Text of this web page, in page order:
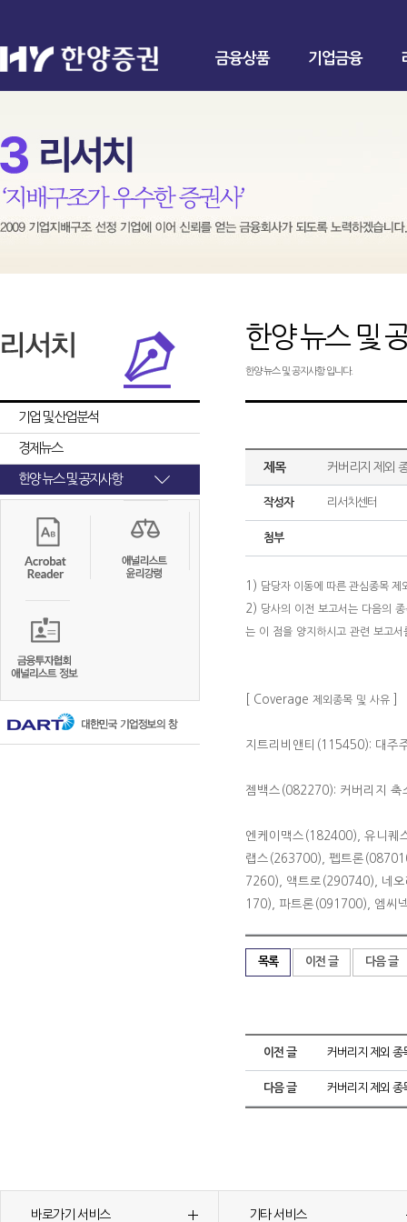
금융상품 기업금융
기업 및 산업분석
경제뉴스
한양 뉴스 및 공지사항
한양 뉴스 및
한양 뉴스 및 공지사항 입니다.
제목 커버리지 제외
작성자 리서치센터
첨부
1) 담당자 이동에 따른 관심종목 제
2) 당사의 이전 보고서는 다음의 종
는 이 점을 양지하시고 관련 보고서
[ Coverage 제외종목 및 사유
지트리비앤티(115450): 대주
젬백스(082270): 커버리지 축
엔케이맥스(182400), 유니
랩스(263700), 펩트론
7260), 액트로(290740), 네
170), 파트론(091700), 엠씨
목록 이전 글 다음 글
이전 글 커버리지 제외 종
다음 글 커버리지 제외 종
바로가기 서비스 기타 서비스